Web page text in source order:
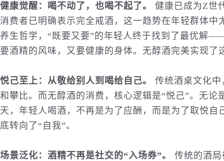
健康觉醒：喝不动了，也喝不起了。
健康已成为Z世
消费者已明确表示完全戒酒，这一趋势在年轻群体中
养生哲学，“既要又要”的年轻人终于找到了最优解
要酒精的风味，又要健康的身体。无醇酒完美实现了
悦己至上：从敬给别人到喝给自己。
传统酒桌文化
和攀比。而无醇酒的消费，核心逻辑是“悦己”。无
天，年轻人喝酒，不再是为了应酬，而是为了取悦自
底转向了“自我”。
场景泛化：酒精不再是社交的“入场券”。
传统的酒